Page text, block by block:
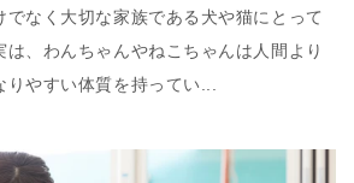
でなく大切な家族である犬や猫にとって
は、わんちゃんやねこちゃんは人間より
りやすい体質を持ってい...